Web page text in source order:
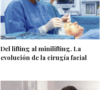
Del lifting al minilifting. La
evolución de la cirugía facial